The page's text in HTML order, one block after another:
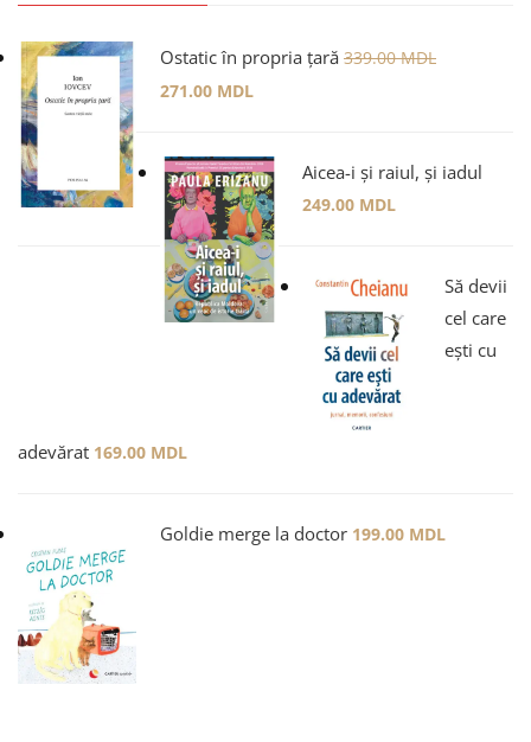
Ostatic în propria țară 339.00MDL
271.00 MDL
Aicea-i și raiul, și iadul
249.00 MDL
Să devii
cel care
ești cu
adevărat 169.00 MDL
Goldie merge la doctor 199.00 MDL